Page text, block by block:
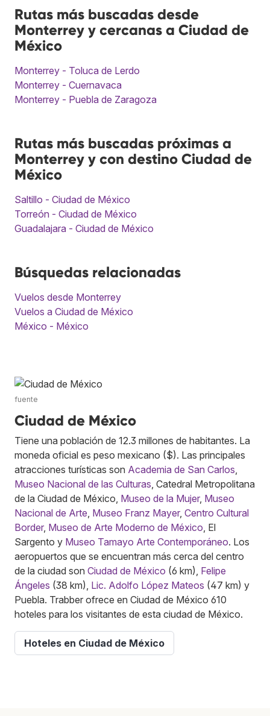
Rutas más buscadas desde
Monterrey y cercanas a Ciudad de
México
Monterrey - Toluca de Lerdo
Monterrey - Cuernavaca
Monterrey - Puebla de Zaragoza
Rutas más buscadas próximas a
Monterrey y con destino Ciudad de
México
Saltillo - Ciudad de México
Torreón - Ciudad de México
Guadalajara - Ciudad de México
Búsquedas relacionadas
Vuelos desde Monterrey
Vuelos a Ciudad de México
México - México
fuente
Ciudad de México
Tiene una población de 12.3 millones de habitantes. La
moneda oficial es peso mexicano ($). Las principales
atracciones turísticas son Academia de San Carlos
Museo Nacional de las Culturas , Catedral Metropolitana
de la Ciudad de México, Museo de la Mujer, Museo
Nacional de Arte Museo Franz Mayer, Centro Cultural
Border, Museo de Arte Moderno de México , El
Sargento y Museo Tamayo Arte Contemporáneo. Los
aeropuertos que se encuentran más cerca del centro
de la ciudad son Ciudad de México (6 km), Felipe
Ángeles (38 km), Lic. Adolfo López Mateos (47 km) y
Puebla. Trabber ofrece en Ciudad de México 610
hoteles para los visitantes de esta ciudad de México.
Hoteles en Ciudad de México